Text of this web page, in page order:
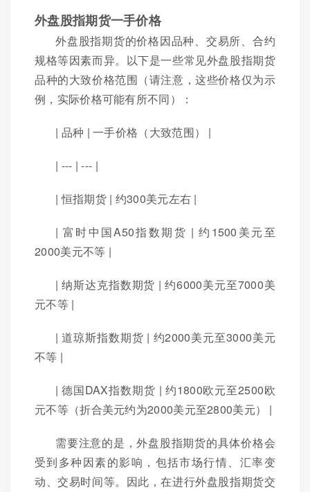
外盘股指期货一手价格
外盘股指期货的价格因品种、交易所、合约
规格等因素而异。以下是一些常见外盘股指期货
品种的大致价格范围（请注意，这些价格仅为示
例，实际价格可能有所不同）：
| 品种 | 一手价格（大致范围） |
| --- | --- |
| 恒指期货 | 约300美元左右 |
| 富时中国A50指数期货 | 约1500美元至
2000美元不等 |
| 纳斯达克指数期货 | 约6000美元至7000美
元不等 |
| 道琼斯指数期货 | 约2000美元至3000美元
不等 |
| 德国DAX指数期货 | 约1800欧元至2500欧
元不等（折合美元约为2000美元至2800美元） |
需要注意的是，外盘股指期货的具体价格会
受到多种因素的影响，包括市场行情、汇率变
动、交易时间等。因此，在进行外盘股指期货交